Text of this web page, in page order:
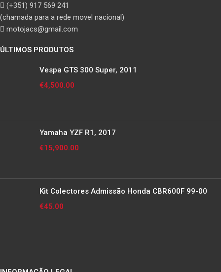
(+351) 917 569 241
(chamada para a rede movel nacional)
motojacs@gmail.com
ÚLTIMOS PRODUTOS
Vespa GTS 300 Super, 2011
€4,500.00
Yamaha YZF R1, 2017
€15,900.00
Kit Colectores Admissão Honda CBR600F 99-00
€45.00